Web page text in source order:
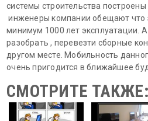
системы строительства
инженеры компании обещают что
минимум 1000 лет эксплуатации.
разобрать , перевезти сборные
другом месте. Мобильность
очень пригодится в ближайшее
СМОТРИТЕ ТАКЖЕ: